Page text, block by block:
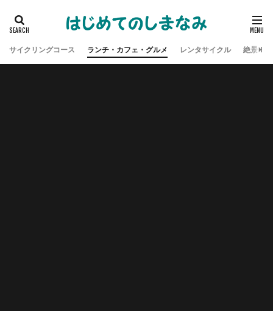
サイクリングコース ランチ・カフェ・グルメ レンタサイクル 絶景